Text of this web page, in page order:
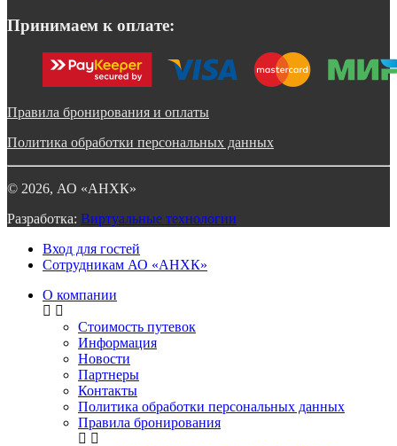
Принимаем к оплате:
Правила бронирования и оплаты
Политика обработки персональных данных
© 2026, АО «АНХК»
Разработка: Виртуальные технологии
Вход для гостей
Сотрудникам АО «АНХК»
О компании
Стоимость путевок
Информация
Новости
Партнеры
Контакты
Политика обработки персональных данных
Правила бронирования